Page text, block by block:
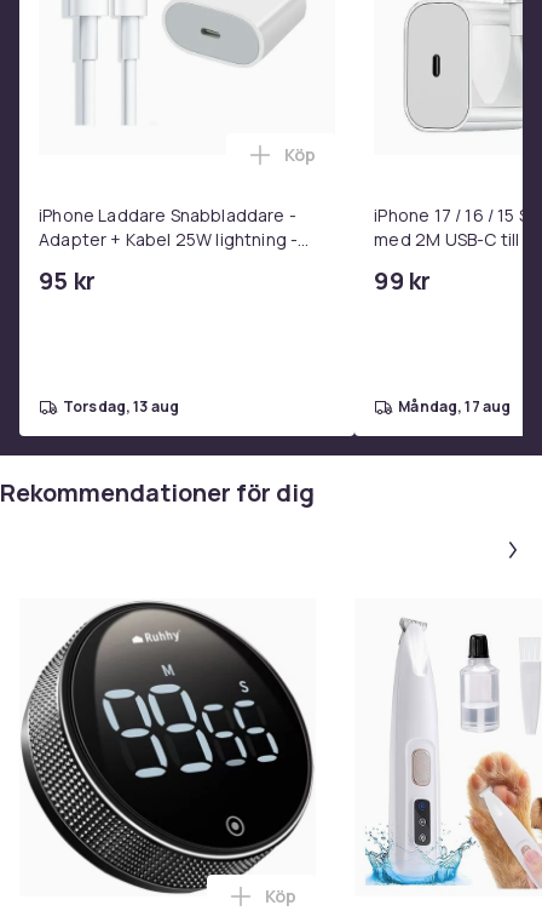
iPhone Laddare Snabbladdare -
Adapter + Kabel 25W lightning -
95 kr
Lägg till iPhone Laddare
Köp
torsdag, 13 aug
iPhone 17 / 16 / 15
med 2M USB-C till
99 kr
måndag, 17 aug
Rekommendationer för dig
Köp